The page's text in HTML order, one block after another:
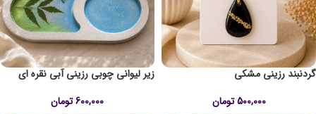
گردنبند رزینی مشکی
500,000 تومان
زیر لیوانی چوبی رزینی آبی نقره ای
600,000تومان